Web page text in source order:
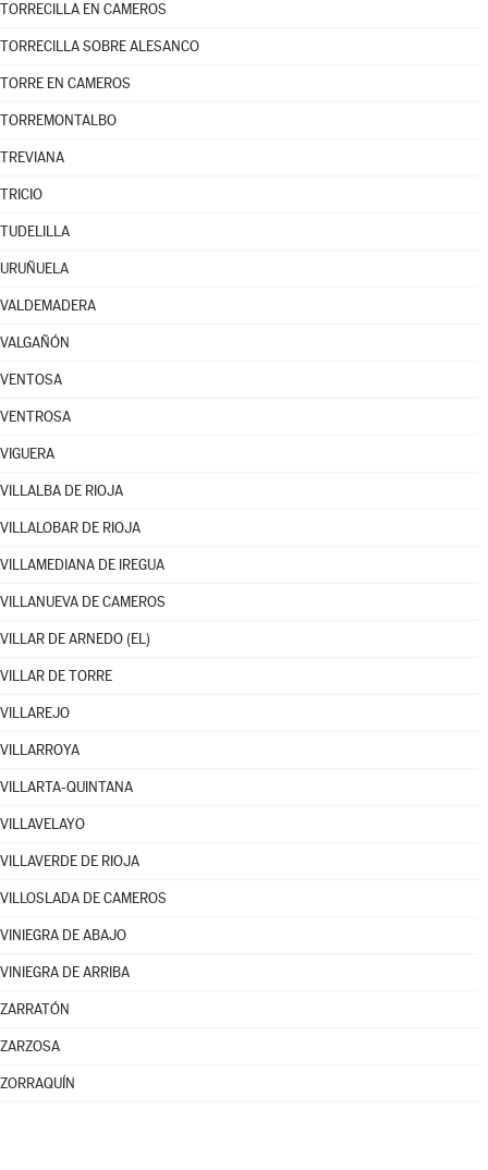
TORRECILLA EN CAMEROS
TORRECILLA SOBRE ALESANCO
TORRE EN CAMEROS
TORREMONTALBO
TREVIANA
TRICIO
TUDELILLA
URUÑUELA
VALDEMADERA
VALGAÑÓN
VENTOSA
VENTROSA
VIGUERA
VILLALBA DE RIOJA
VILLALOBAR DE RIOJA
VILLAMEDIANA DE IREGUA
VILLANUEVA DE CAMEROS
VILLAR DE ARNEDO (EL)
VILLAR DE TORRE
VILLAREJO
VILLARROYA
VILLARTA-QUINTANA
VILLAVELAYO
VILLAVERDE DE RIOJA
VILLOSLADA DE CAMEROS
VINIEGRA DE ABAJO
VINIEGRA DE ARRIBA
ZARRATÓN
ZARZOSA
ZORRAQUÍN